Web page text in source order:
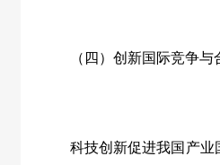
（四）创新国际竞争与
科技创新促进我国产业国